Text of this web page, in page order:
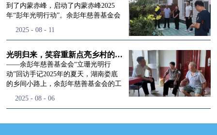
域深耕耕耘的公益历程，充分肯定了第
三届理事会全体成员多年来接续付出的
民、济世利人"的慈善理念所做出的突
流程，完成了新一届治理层的选举任
命，全新的第四届理事会正式组建完
成：选举彭志兵、徐滨、彭新英、李
栋、李玲辉、郭启兴、梅鑫为余彭年慈
余彭年慈善基金会第四届理事会监事。
徐滨先生当选余彭年慈善基金会第四届
耕光明帮扶的坚守，也向长久奔走推进
项目的我们表达了谢意。二十一年时光
市与县域，一趟趟奔赴偏远地区，只为
景，这份认可，也让我们更加笃定前行
的脚步。启动仪式落幕之后，我们没有
即刻返程，联合赤峰市残联的工作人
员、专业医护队伍走入乡间小路，随机
小路弯弯曲曲，两边是繁茂的林木，我
到了内蒙赤峰，启动了内蒙赤峰2025
年“彭年光明行动”。余彭年慈善基金会
欣以及余彭年慈善基金会志愿者姜颖妍
峰市残联理事长孙德欣对我们“彭年光
明行动”给予了高度的肯定，他表示“彭
年光明行动”不仅仅是帮助白内障患者
恢复光明，最重要的是减轻了患者家庭
事业的生动体现。随后余彭年慈善基金
光明行动”在内蒙的点点滴滴，并希望
2025 - 08 - 11
光明归来，笑容重新点亮乡村的角落
——余彭年慈善基金会“立珊光明行
动”回访手记2025年的夏天，湖南娄底
的乡间小路上，余彭年慈善基金会的工
着一份特别的牵挂，走进了一个个普通
曾经被白内障困扰的老人，在接受
2025 - 08 - 06